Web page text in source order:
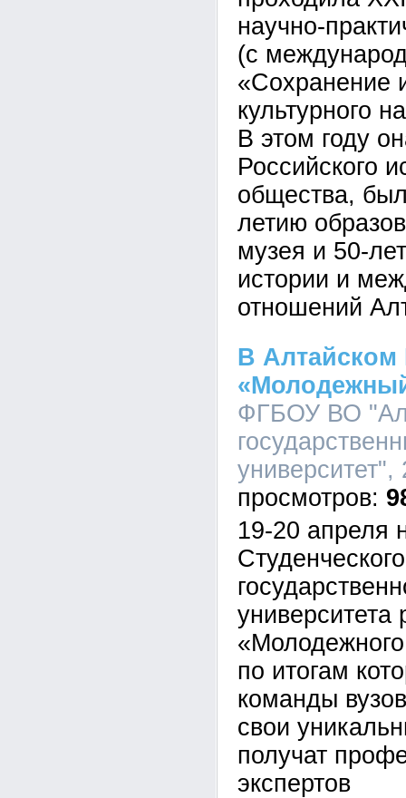
научно-
(с
«Сохранение
культурного
В этом году
Российского
общества,
летию
музея и 50-
истории и
отношений
В Алтайском
ФГБОУ ВО
19-20 апреля
по итогам
команды
свои
получат
экспертов